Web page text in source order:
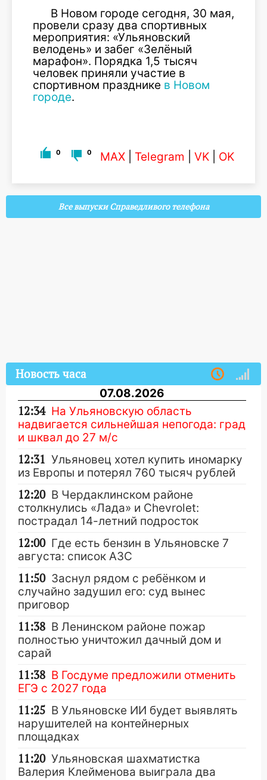
В Новом городе сегодня, 30 мая,
провели сразу два спортивных
мероприятия: «Ульяновский
велодень» и забег «Зелёный
марафон». Порядка 1,5 тысяч
человек приняли участие в
спортивном празднике в Новом
городе.
0 0 MAX Telegram VK OK
Все выпуски Справедливого телефона
Новость часа
07.08.2026
12:34 На Ульяновскую область
надвигается сильнейшая непогода: град
и шквал до 27 м/с
12:31 Ульяновец хотел купить иномарку
из Европы и потерял 760 тысяч рублей
12:20 В Чердаклинском районе
столкнулись «Лада» и Chevrolet:
пострадал 14-летний подросток
12:00 Где есть бензин в Ульяновске 7
августа: список АЗС
11:50 Заснул рядом с ребёнком и
случайно задушил его: суд вынес
приговор
11:38 В Ленинском районе пожар
полностью уничтожил дачный дом и
сарай
11:38 В Госдуме предложили отменить
ЕГЭ с 2027 года
11:25 В Ульяновске ИИ будет выявлять
нарушителей на контейнерных
площадках
11:20 Ульяновская шахматистка
Валерия Клейменова выиграла два